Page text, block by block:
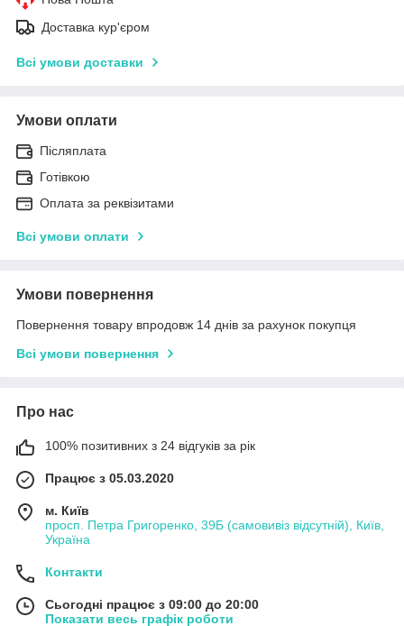
Доставка кур'єром
Всі умови доставки
Умови оплати
Післяплата
Готівкою
Оплата за реквізитами
Всі умови оплати
Умови повернення
Повернення товару впродовж 14 днів за рахунок покупця
Всі умови повернення
Про нас
100% позитивних з 24 відгуків за рік
Працює з 05.03.2020
м. Київ
просп. Петра Григоренко, 39Б (самовивіз відсутній), Київ,
Україна
Контакти
Сьогодні працює з 09:00 до 20:00
Показати весь графік роботи